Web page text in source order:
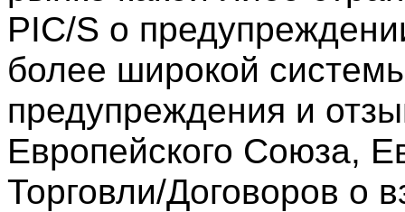
PIC/S о
более широкой
предупреждения и
Европейского Союза,
Торговли/Договоров о